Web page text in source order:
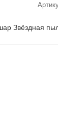
Звёздная